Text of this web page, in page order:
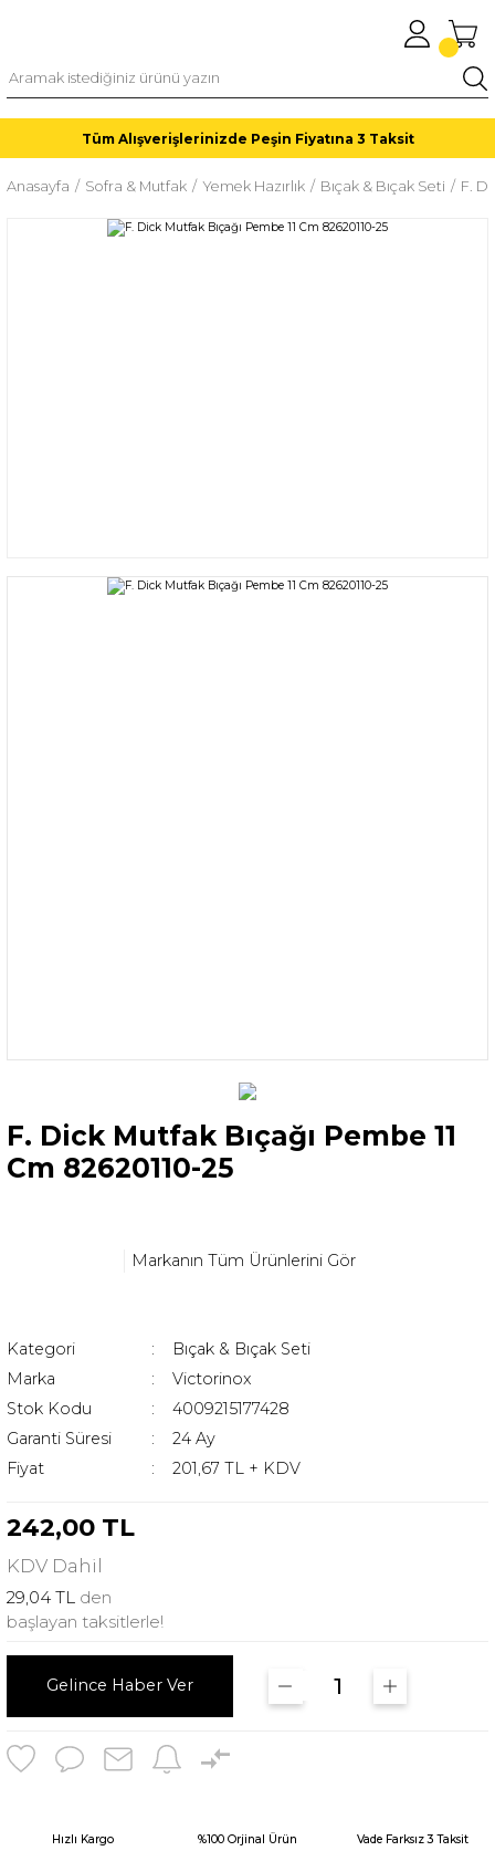
Tüm Alışverişlerinizde Peşin Fiyatına 3 Taksit
Anasayfa Sofra & Mutfak Yemek Hazırlık Bıçak & Bıçak Seti F.
F. Dick Mutfak Bıçağı Pembe 11
Cm 82620110-25
Markanın Tüm Ürünlerini Gör
Kategori
Bıçak & Bıçak Seti
Marka
Victorinox
Stok Kodu
4009215177428
Garanti Süresi
24 Ay
Fiyat
201,67 TL + KDV
242,00 TL
KDV Dahil
29,04 TL den
başlayan taksitlerle!
Gelince Haber Ver
Hızlı Kargo
%100 Orjinal Ürün
Vade Farksız 3 Taksit